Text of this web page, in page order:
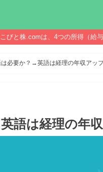
こびと株.comは、4つの所得（給
は必要か？→英語は経理の年収アッ
語は経理の年